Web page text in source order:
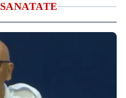
SANATATE